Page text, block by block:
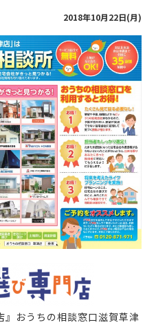
2018年10月22日(月)
』おうちの相談窓口滋賀草津